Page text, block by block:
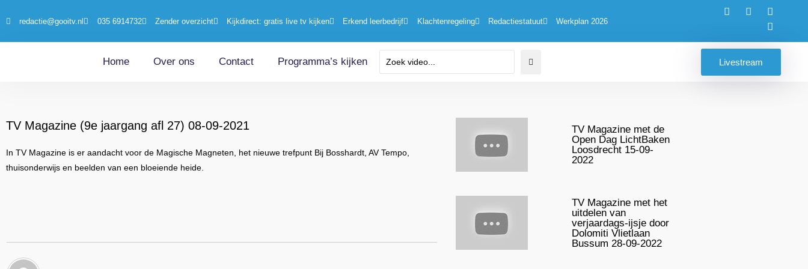
redactie@gooitv.nl 035 6914732 Zender overzicht Kijkdirect: gratis live tv kijken Erkend leerbedrijf Klachtenregeling Redactiestatuut Werkplan 2026
Home Over ons Contact Programma’s kijken Livestream
TV Magazine (9e jaargang afl 27) 08-09-2021
In TV Magazine is er aandacht voor de Magische Magneten, het nieuwe trefpunt Bij Bosshardt, AV Tempo,
thuisonderwijs en beelden van een bloeiende heide.
TV Magazine met de
Open Dag LichtBaken
Loosdrecht 15-09-
2022
TV Magazine met het
uitdelen van
verjaardags-ijsje door
Dolomiti Vlietlaan
Bussum 28-09-2022